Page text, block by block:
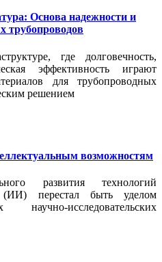
Основа надежности и
трубопроводов
где долговечность,
эффективность играют
для трубопроводных
решением
возможностям
развития технологий
(ИИ) перестал быть уделом
исследовательских